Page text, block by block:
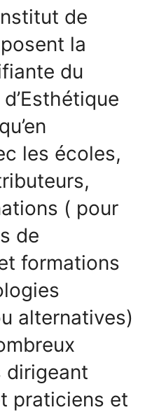
de
la
du
les écoles,
( pour
de
formations
alternatives)
dirigeant
praticiens et